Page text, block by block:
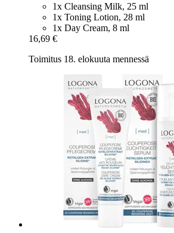
1x Cleansing Milk, 25 ml
1x Toning Lotion, 28 ml
1x Day Cream, 8 ml
16,69 €
Toimitus 18. elokuuta mennessä